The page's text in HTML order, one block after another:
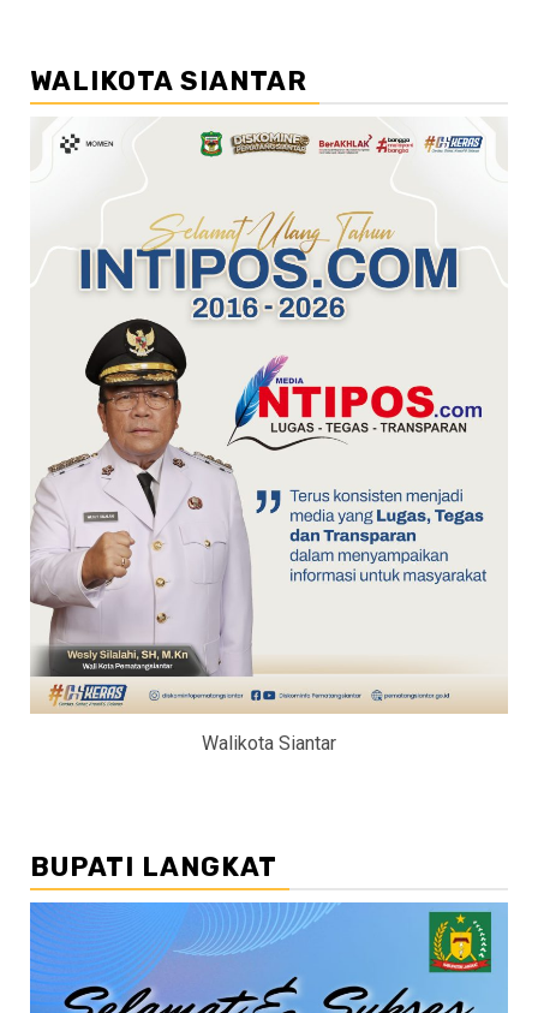
WALIKOTA SIANTAR
Walikota Siantar
BUPATI LANGKAT